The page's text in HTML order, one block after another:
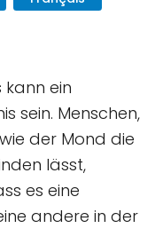
kann ein
sein. Menschen,
der Mond die
lässt,
es eine
andere in der